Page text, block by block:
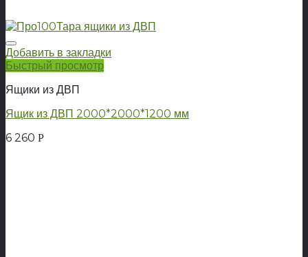
Добавить в закладки
Быстрый просмотр
Ящики из ДВП
Ящик из ДВП 2000*2000*1200 мм
6 260 Р